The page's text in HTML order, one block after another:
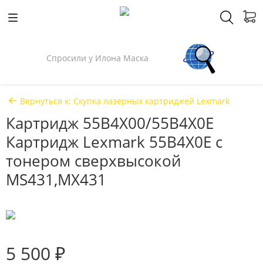
Спросили у Илона Маска
Вернуться к: Скупка лазерных картриджей Lexmark
Картридж 55B4X00/55B4X0E
Картридж Lexmark 55B4X0E с
тонером сверхвысокой
MS431,MX431
5 500 ₽